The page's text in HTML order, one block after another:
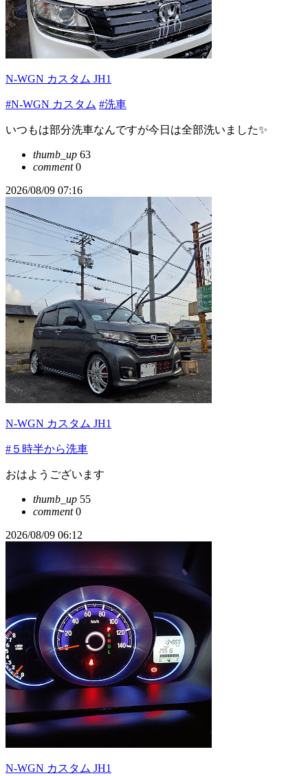
N-WGN カスタム JH1
#N-WGN カスタム #洗車
いつもは部分洗車なんですが今日は全部洗いました✨
thumb_up 63
comment0
2026/08/09 07:16
N-WGN カスタム JH1
#５時半から洗車
おはようございます
thumb_up 55
comment0
2026/08/09 06:12
N-WGN カスタム JH1